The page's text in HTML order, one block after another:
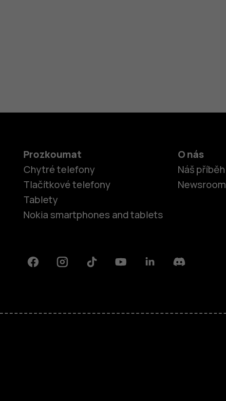
Prozkoumat
Chytré telefony
Tlačítkové telefony
Tablety
Nokia smartphones and tablets
O nás
Náš příběh
Newsroom
FacebookInstagramTiktok YoutubeLinkedinDiscord